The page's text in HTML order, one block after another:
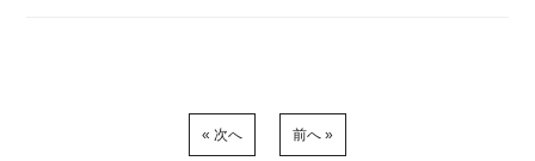
« 次へ 前へ »